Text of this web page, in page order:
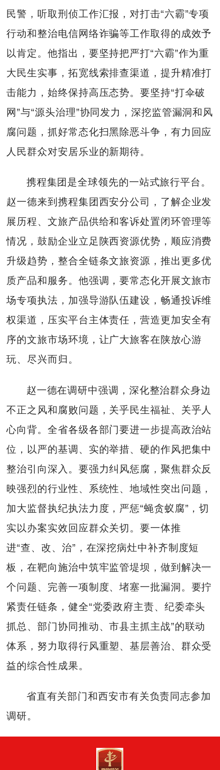
民警，听取刑侦工作汇报，对打击“六霸”专项
行动和整治电信网络诈骗等工作取得的成效予
以肯定。他指出，要坚持把严打“六霸”作为重
大民生实事，拓宽线索排查渠道，提升精准打
击能力，始终保持高压态势。要坚持“打伞破
网”与“源头治理”协同发力，深挖监管漏洞和风
腐问题，抓好常态化扫黑除恶斗争，有力回应
人民群众对安居乐业的新期待。
携程集团是全球领先的一站式旅行平台。
赵一德来到携程集团西安分公司，了解企业发
展历程、文旅产品供给和客诉处置闭环管理等
情况，鼓励企业立足陕西资源优势，顺应消费
升级趋势，整合全链条文旅资源，推出更多优
质产品和服务。他强调，要常态化开展文旅市
场专项执法，加强导游队伍建设，畅通投诉维
权渠道，压实平台主体责任，营造更加安全有
序的文旅市场环境，让广大旅客在陕放心游
玩、尽兴而归。
赵一德在调研中强调，深化整治群众身边
不正之风和腐败问题，关乎民生福祉、关乎人
心向背。全省各级各部门要进一步提高政治站
位，以严的基调、实的举措、硬的作风把集中
整治引向深入。要强力纠风惩腐，聚焦群众反
映强烈的行业性、系统性、地域性突出问题，
加大监督执纪执法力度，严惩“蝇贪蚁腐”，切
实以办案实效回应群众关切。要一体推
进“查、改、治”，在深挖病灶中补齐制度短
板，在靶向施治中筑牢监管堤坝，做到解决一
个问题、完善一项制度、堵塞一批漏洞。要拧
紧责任链条，健全“党委政府主责、纪委牵头
抓总、部门协同推动、市县主抓主战”的联动
体系，努力取得行风重塑、基层善治、群众受
益的综合性成果。
省直有关部门和西安市有关负责同志参加
调研。